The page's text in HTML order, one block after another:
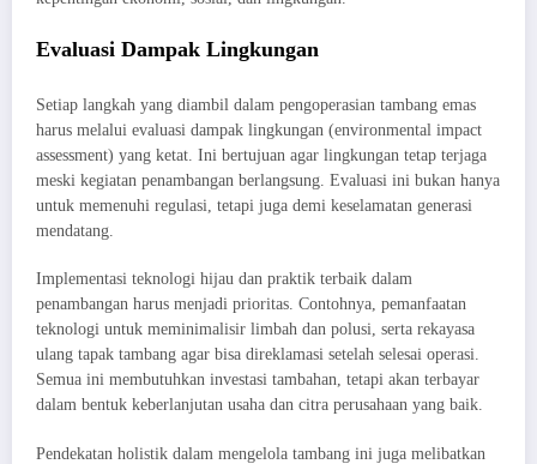
Evaluasi Dampak Lingkungan
Setiap langkah yang diambil dalam pengoperasian tambang emas
harus melalui evaluasi dampak lingkungan (environmental impact
assessment) yang ketat. Ini bertujuan agar lingkungan tetap terjaga
meski kegiatan penambangan berlangsung. Evaluasi ini bukan hanya
untuk memenuhi regulasi, tetapi juga demi keselamatan generasi
mendatang.
Implementasi teknologi hijau dan praktik terbaik dalam
penambangan harus menjadi prioritas. Contohnya, pemanfaatan
teknologi untuk meminimalisir limbah dan polusi, serta rekayasa
ulang tapak tambang agar bisa direklamasi setelah selesai operasi.
Semua ini membutuhkan investasi tambahan, tetapi akan terbayar
dalam bentuk keberlanjutan usaha dan citra perusahaan yang baik.
Pendekatan holistik dalam mengelola tambang ini juga melibatkan